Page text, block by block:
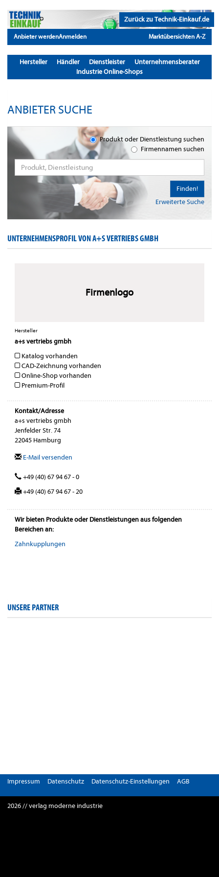
Zurück zu Technik-Einkauf.de
Anbieter werdenAnmelden Marktübersichten A-Z
Hersteller Händler Dienstleister
Unternehmensberater
Industrie Online-Shops
ANBIETER SUCHE
Produkt oder Dienstleistung suchen
Firmennamen suchen
Erweiterte Suche
Finden!
UNTERNEHMENSPROFIL VON A+S VERTRIEBS GMBH
Firmenlogo
Hersteller
a+s vertriebs gmbh
Katalog vorhanden
CAD-Zeichnung vorhanden
Online-Shop vorhanden
Premium-Profil
Kontakt/Adresse
a+s vertriebs gmbh
Jenfelder Str. 74
22045 Hamburg
E-Mail versenden
+49 (40) 67 94 67 - 0
+49 (40) 67 94 67 - 20
Wir bieten Produkte oder Dienstleistungen aus folgenden
Bereichen an:
Zahnkupplungen
UNSERE PARTNER
Impressum Datenschutz Datenschutz-Einstellungen AGB
2026 // verlag moderne industrie